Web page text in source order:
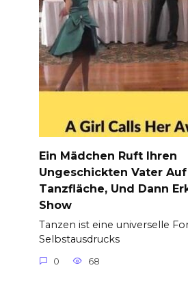
Ein Mädchen Ruft Ihren
Ungeschickten Vater
Tanzfläche, Und Dann
Show
Tanzen ist eine universelle
Selbstausdrucks
0 68